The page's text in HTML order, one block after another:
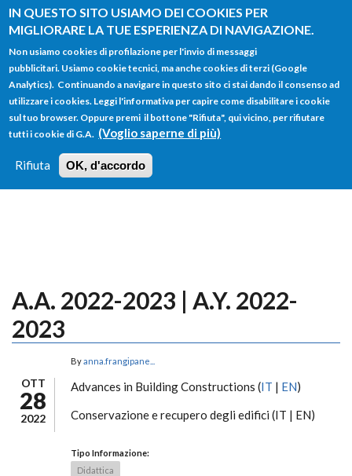
IN QUESTO SITO USIAMO DEI COOKIES PER
MIGLIORARE LA TUE ESPERIENZA DI NAVIGAZIONE.
Non usiamo cookies di profilazione per l'invio di messaggi
pubblicitari. Usiamo cookie tecnici, ma anche cookies di terzi (Google
Analytics). Continuando a navigare in questo sito ci stai dando il consenso ad
utilizzare i cookies. Leggi l'informativa per capire come disabilitare i cookie
sul tuo browser. Oppure premi il bottone "Rifiuta", qui vicino, per rifiutare
tutti i cookie di G.A. (Voglio saperne di più)
Rifiuta OK, d'accordo
Salta al contenuto principale
FORM
DI
RICERCA
Main menu
HOME TUTTI I PROFILI
LOGIN
A.A. 2022-2023 | A.Y. 2022-
2023
OTT
28
2022
Byanna.frangipane...
Advances in Building Constructions (IT | EN)
Conservazione e recupero degli edifici (IT | EN)
Tipo Informazione:
Didattica